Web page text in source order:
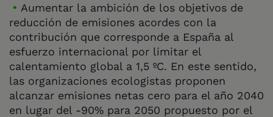
Aumentar la ambición de los objetivos de
reducción de emisiones acordes con la
contribución que corresponde a España al
esfuerzo internacional por limitar el
calentamiento global a 1,5 ºC. En este sentido,
las organizaciones ecologistas proponen
alcanzar emisiones netas cero para el año 2040
en lugar del -90% para 2050 propuesto por el